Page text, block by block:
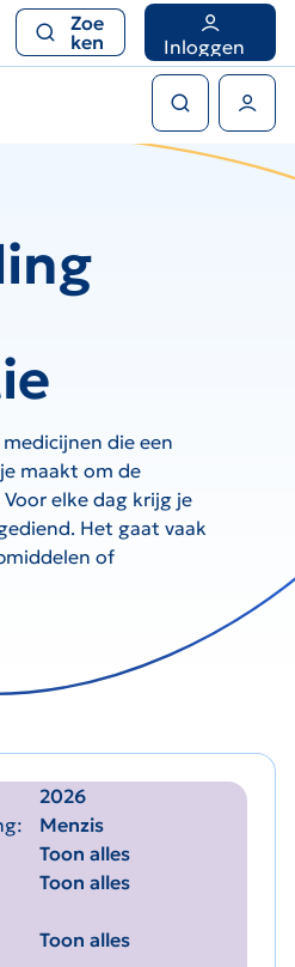
Zoe
ken
Inloggen
die een
maakt om de
elke dag krijg je
Het gaat vaak
of
2026
Menzis
Toon alles
Toon alles
Toon alles